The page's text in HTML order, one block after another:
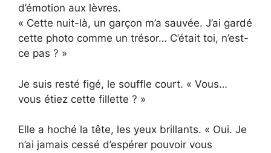
d’émotion aux lèvres.
« Cette nuit-là, un garçon m’a sauvée. J’ai gardé
cette photo comme un trésor… C’était toi, n’est-
ce pas ? »
Je suis resté figé, le souffle court. « Vous…
vous étiez cette fillette ? »
Elle a hoché la tête, les yeux brillants. « Oui. Je
n’ai jamais cessé d’espérer pouvoir vous